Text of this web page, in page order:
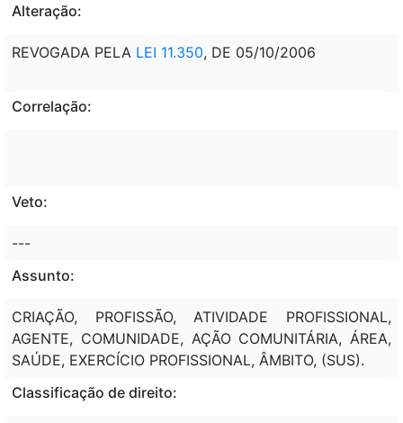
Alteração:
REVOGADA PELA LEI 11.350, DE 05/10/2006
Correlação:
Veto:
---
Assunto:
CRIAÇÃO, PROFISSÃO, ATIVIDADE PROFISSIONAL,
AGENTE, COMUNIDADE, AÇÃO COMUNITÁRIA, ÁREA,
SAÚDE, EXERCÍCIO PROFISSIONAL, ÂMBITO, (SUS).
Classificação de direito: